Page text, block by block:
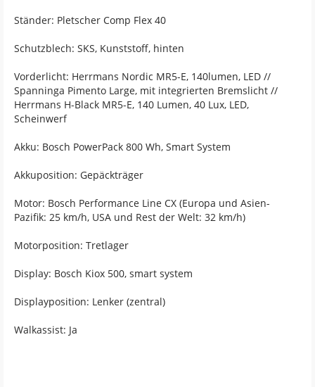
Ständer: Pletscher Comp Flex 40
Schutzblech: SKS, Kunststoff, hinten
Vorderlicht: Herrmans Nordic MR5-E, 140lumen, LED //
Spanninga Pimento Large, mit integrierten Bremslicht //
Herrmans H-Black MR5-E, 140 Lumen, 40 Lux, LED,
Scheinwerf
Akku: Bosch PowerPack 800 Wh, Smart System
Akkuposition: Gepäckträger
Motor: Bosch Performance Line CX (Europa und Asien-
Pazifik: 25 km/h, USA und Rest der Welt: 32 km/h)
Motorposition: Tretlager
Display: Bosch Kiox 500, smart system
Displayposition: Lenker (zentral)
Walkassist: Ja